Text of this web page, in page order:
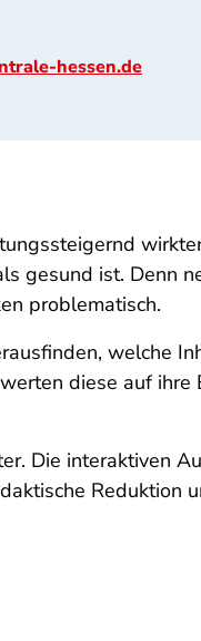
hessen.de
gesund ist. Denn
problematisch.
welche
diese auf ihre
Die interaktiven
Reduktion